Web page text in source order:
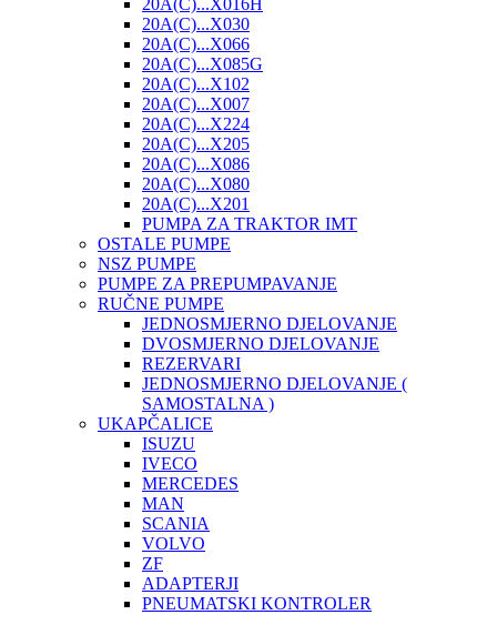
20A(C)...X016H
20A(C)...X030
20A(C)...X066
20A(C)...X085G
20A(C)...X102
20A(C)...X007
20A(C)...X224
20A(C)...X205
20A(C)...X086
20A(C)...X080
20A(C)...X201
PUMPA ZA TRAKTOR IMT
OSTALE PUMPE
NSZ PUMPE
PUMPE ZA PREPUMPAVANJE
RUČNE PUMPE
JEDNOSMJERNO DJELOVANJE
DVOSMJERNO DJELOVANJE
REZERVARI
JEDNOSMJERNO DJELOVANJE (
SAMOSTALNA )
UKAPČALICE
ISUZU
IVECO
MERCEDES
MAN
SCANIA
VOLVO
ZF
ADAPTERJI
PNEUMATSKI KONTROLER